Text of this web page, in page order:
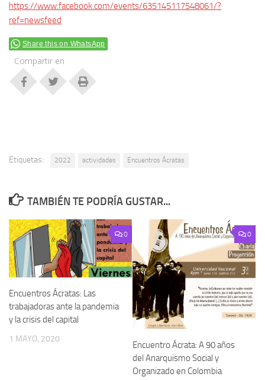
https://www.facebook.com/events/635145117548061/?
ref=newsfeed
Share this on WhatsApp
Compartir en
Etiquetas: 2022 actividades Encuentros Ácratas
TAMBIÉN TE PODRÍA GUSTAR...
0
Encuentros Ácratas: Las
trabajadoras ante la pandemia
y la crisis del capital
1 MAYO, 2020
0
Encuentro Ácrata: A 90 años
del Anarquismo Social y
Organizado en Colombia